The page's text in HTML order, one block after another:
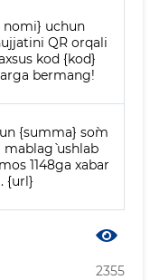
nomi} uchun
QR orqali
kod {kod}
bermang!
{summa} so`m
ushlab
1148ga xabar
{url}
2355